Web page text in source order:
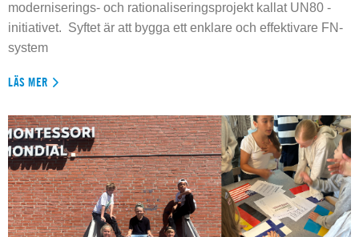
moderniserings- och rationaliseringsprojekt kallat UN80 -
initiativet. Syftet är att bygga ett enklare och effektivare FN-
system
LÄS MER